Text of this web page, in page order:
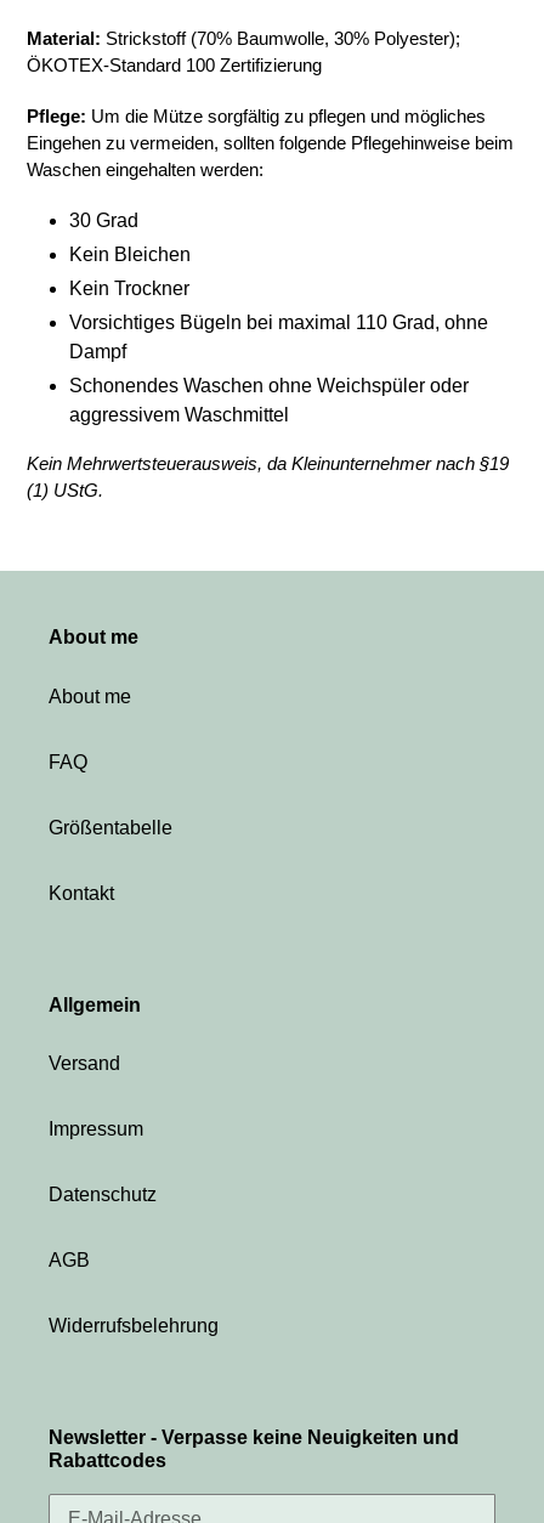
Material: Strickstoff (70% Baumwolle, 30% Polyester);
ÖKOTEX-Standard 100 Zertifizierung
Pflege: Um die Mütze sorgfältig zu pflegen und mögliches
Eingehen zu vermeiden, sollten folgende Pflegehinweise beim
Waschen eingehalten werden:
30 Grad
Kein Bleichen
Kein Trockner
Vorsichtiges Bügeln bei maximal 110 Grad, ohne
Dampf
Schonendes Waschen ohne Weichspüler oder
aggressivem Waschmittel
Kein Mehrwertsteuerausweis, da Kleinunternehmer nach §19
(1) UStG.
About me
About me
FAQ
Größentabelle
Kontakt
Allgemein
Versand
Impressum
Datenschutz
AGB
Widerrufsbelehrung
Newsletter - Verpasse keine Neuigkeiten und
Rabattcodes